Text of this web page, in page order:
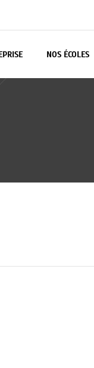
NOS ÉCOLES